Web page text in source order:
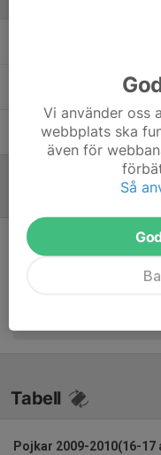
träningsupplägg/
Melker Kjellberg
Victor Lundberg
Tabell
Pojkar 2009-2010(16-17
Vi använder oss
webbplats ska
även för
Så